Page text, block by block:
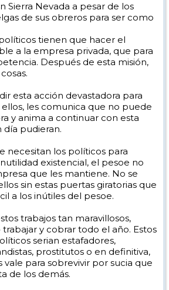
Sierra Nevada a pesar de los
de sus obreros para ser como
tienen que hacer el
a la empresa privada, que para
Después de esta misión,
esta acción devastadora para
les comunica que no puede
y anima a continuar con esta
día pudieran.
necesitan los políticos para
existencial, el pesoe no
que les mantiene. No se
sin estas puertas giratorias que
a los inútiles del pesoe.
trabajos tan maravillosos,
y cobrar todo el año. Estos
serian estafadores,
prostitutos o en definitiva,
para sobrevivir por sucia que
de los demás.